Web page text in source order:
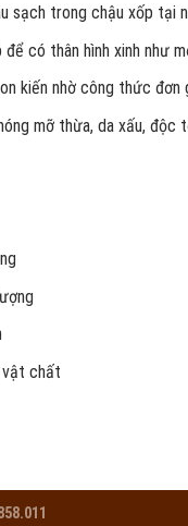
sạch trong chậu xốp tại
để có thân hình xinh như
kiến nhờ công thức
mỡ thừa, da xấu,
chất